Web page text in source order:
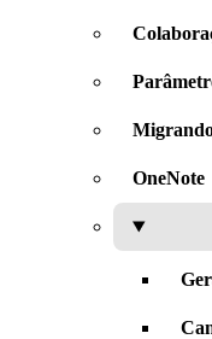
OneNote